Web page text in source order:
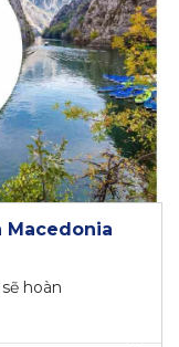
Macedonia
hoàn